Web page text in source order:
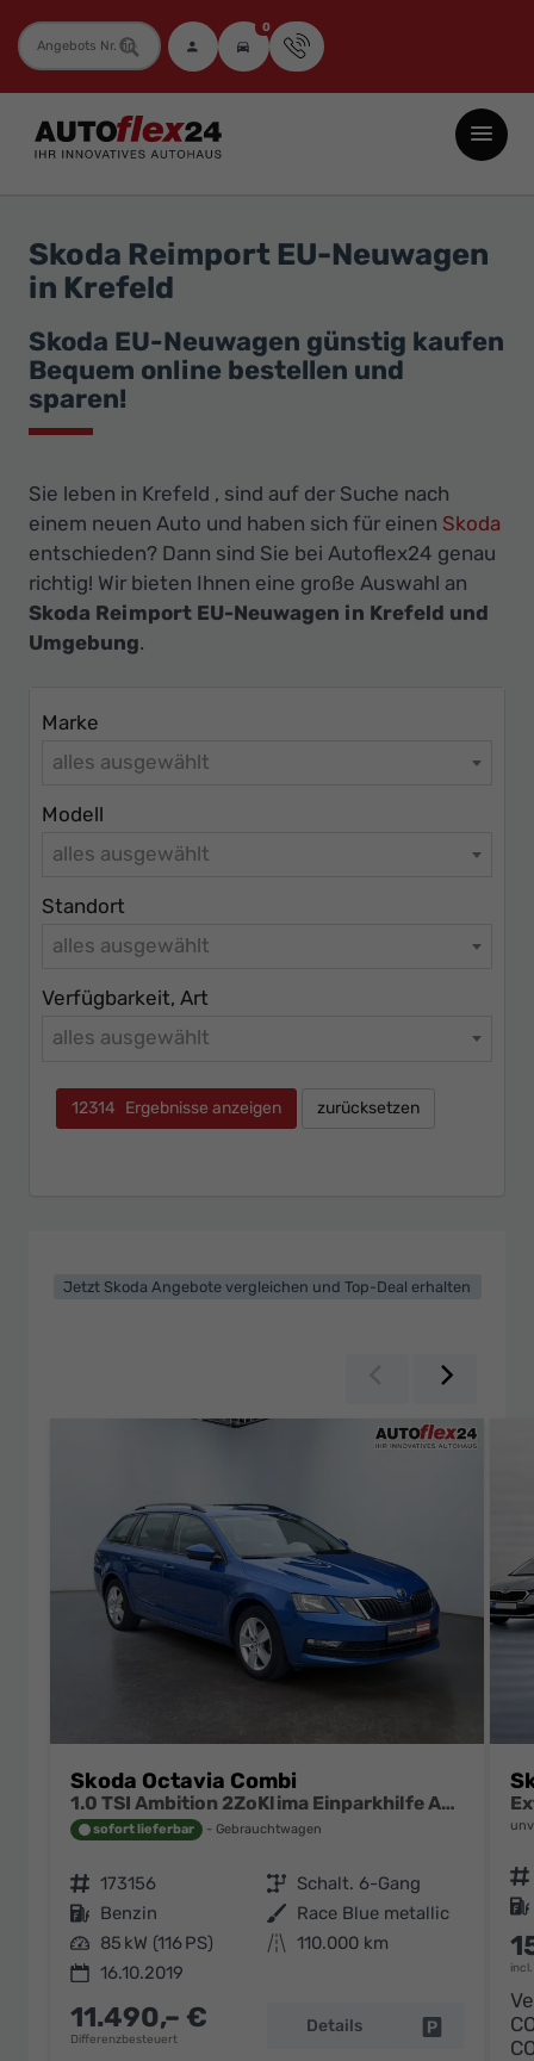
Fahrzeugnummer 0
Autoflex24
GmbH
Neuwagen
Jahreswagen
und
Gebrauchtwagen
zu
Top-
-
Innovatives
Autohaus
Skoda Reimport EU-Neuwagen
in Krefeld
Skoda EU-Neuwagen günstig kaufen
Bequem online bestellen und
sparen!
Sie leben in Krefeld , sind auf der Suche nach
einem neuen Auto und haben sich für einen Skoda
entschieden? Dann sind Sie bei Autoflex24 genau
richtig! Wir bieten Ihnen eine große Auswahl an
Skoda Reimport EU-Neuwagen in Krefeld und
Umgebung.
Marke
alles ausgewählt
Modell
alles ausgewählt
Standort
alles ausgewählt
Verfügbarkeit, Art
alles ausgewählt
12314 Ergebnisse anzeigen zurücksetzen
Jetzt Skoda Angebote vergleichen und Top-Deal erhalten
Zurück
Skoda Octavia Combi
1.0 TSI Ambition 2ZoKlima Einparkhilfe Audio Swing
sofort lieferbar Gebrauchtwagen
Fahrzeugnr. 173156 Getriebe Schalt. 6-Gang
Kraftstoff Benzin Außenfarbe Race Blue metallic
Leistung 85 kW (116 PS) Kilometerstand 110.000 km
16.10.2019
11.490,– €
Differenzbesteuert
Details Fahrzeug
Fahrzeugnr.
Kraftstoff